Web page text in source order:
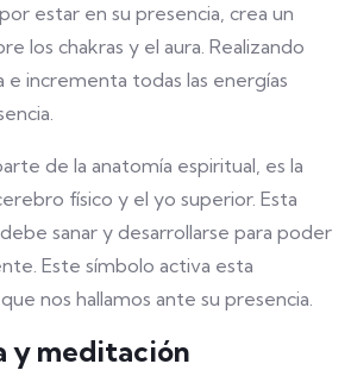
estar en su presencia, crea un
los chakras y el aura. Realizando
e incrementa todas las energías
de la anatomía espiritual, es la
físico y el yo superior. Esta
sanar y desarrollarse para poder
Este símbolo activa esta
nos hallamos ante su presencia.
y meditación